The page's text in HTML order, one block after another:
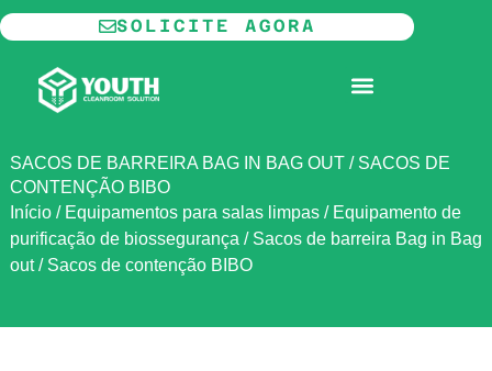
Ir
para
conteúdo
SOLICITE AGORA
SACOS DE BARREIRA BAG IN BAG OUT / SACOS DE
CONTENÇÃO BIBO
Início/ Equipamentos para salas limpas/ Equipamento de
purificação de biossegurança / Sacos de barreira Bag in Bag
out / Sacos de contenção BIBO